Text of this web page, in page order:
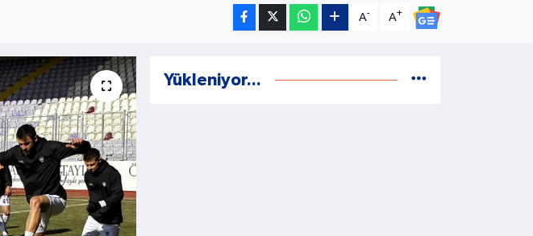
A- A+
Yükleniyor...